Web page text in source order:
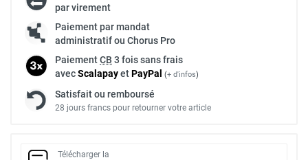
par virement
Paiement par mandat
administratif ou Chorus Pro
PaiementCB 3 fois sans frais
avecScalapayetPayPal (+ d'infos)
Satisfait ou remboursé
28 jours francs pour retourner votre article
Télécharger la